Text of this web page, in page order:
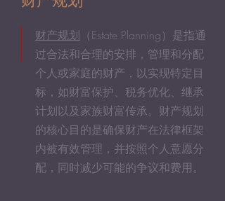
财产规划 （Estate Planning）是指通
过合法和合理的安排，管理和分配
个人或家庭的财产，以实现特定目
标，如财富保护、税务优化、继承
计划以及家族财富传承。财产规划
的核心目的是确保财产在法律框架
内被有效管理，并按照个人意愿分
配，同时减少可能的争议和费用。